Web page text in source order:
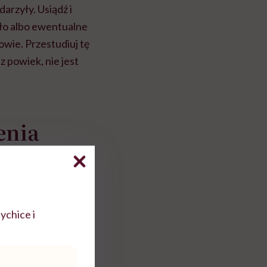
Usiądź i
albo ewentualne
Przestudiuj tę
powiek, nie jest
Wynika to jednak
To znaczy,
tak naprawdę
naprawdę
i